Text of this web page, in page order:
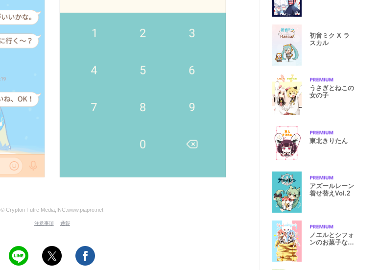
© Crypton Futre Media,INC.www.piapro.net
注意事項 通報
初音ミク X ラ
スカル
うさぎとねこの
女の子
東北きりたん
アズールレーン
着せ替えVol.2
ノエルとシフォ
ンのお菓子な着